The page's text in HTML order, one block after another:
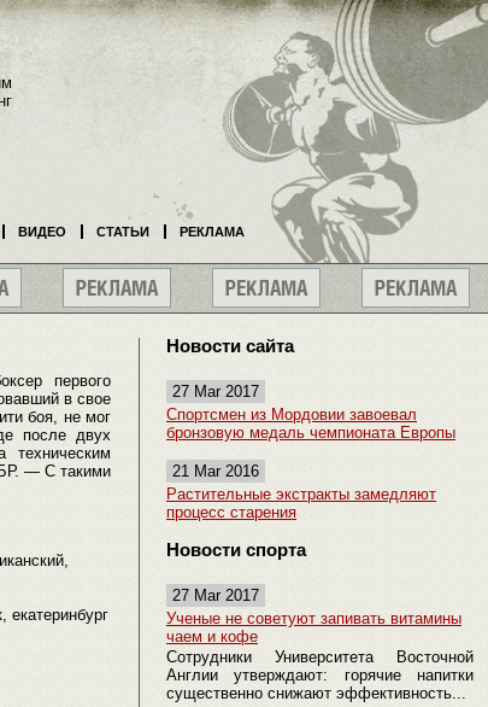
первого
в свое
боя, не мог
после двух
— С такими
екатеринбург
Новости сайта
27 Mar 2017
Спортсмен из Мордовии завоевал
бронзовую медаль чемпионата Европы
21 Mar 2016
Растительные экстракты замедляют
процесс старения
Новости спорта
27 Mar 2017
Ученые не советуют запивать витамины
чаем и кофе
Сотрудники Университета Восточной
Англии утверждают: горячие напитки
существенно снижают эффективность...
ВИДЕО СТАТЬИ РЕКЛАМА